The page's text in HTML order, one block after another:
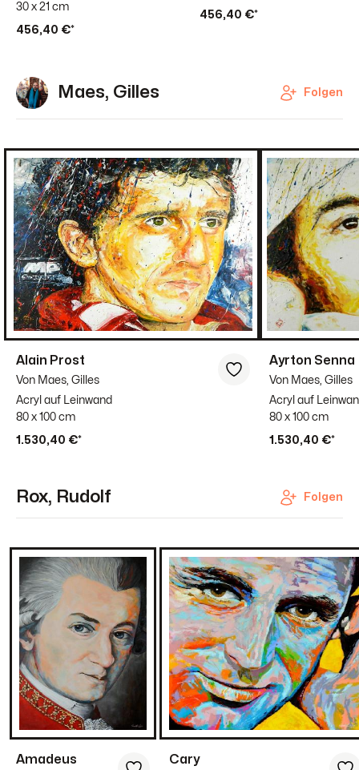
30 x 21 cm
456,40 €*
456,40 €*
Maes, Gilles Folgen
Alain Prost
Von Maes, Gilles
Acryl auf Leinwand
80 x 100 cm
1.530,40 €*
Ayrton Senna
Von Maes, Gilles
Acryl auf
80 x 100 cm
1.530,40 €*
Rox, Rudolf Folgen
Amadeus Cary